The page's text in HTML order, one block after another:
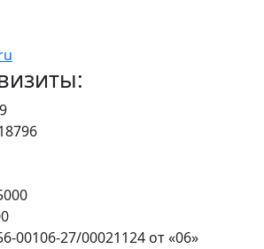
00106-27/00021124 от «06»